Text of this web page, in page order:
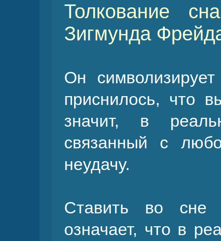
Толкование
Зигмунда
Он
приснилось, что
значит, в
связанный с
неудачу.
Ставить во сне
означает, что в